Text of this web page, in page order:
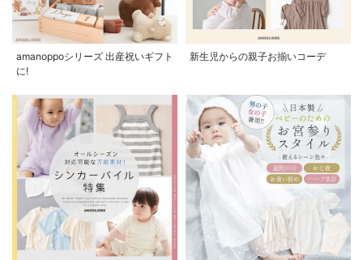
amanoppoシリーズ 出産祝いギフト
に!
新生児からの親子お揃いコーデ